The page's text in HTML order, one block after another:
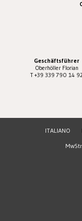
Geschäftsführer
Oberhöller Florian
T +39 339 790 14 92
ITALIANO